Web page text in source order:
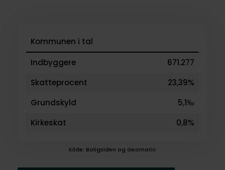
Kommunen i tal
Indbyggere
671.277
Skatteprocent
23,39%
Grundskyld
5,1‰
Kirkeskat
0,8%
Kilde: Boligsiden og Geomatic